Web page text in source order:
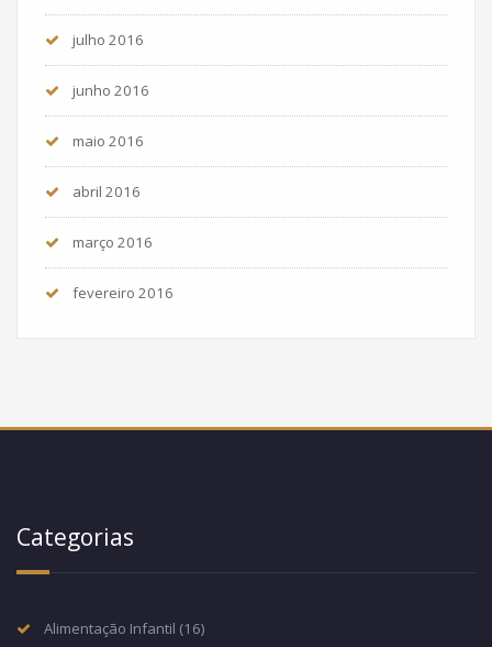
julho 2016
junho 2016
maio 2016
abril 2016
março 2016
fevereiro 2016
Categorias
Alimentação Infantil (16)